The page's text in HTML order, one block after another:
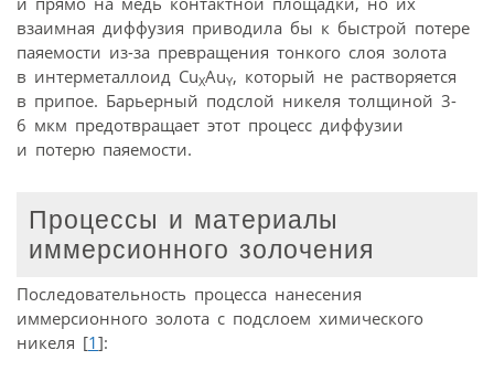
взаимная диффузия приводила бы к быстрой потере
паяемости из-за превращения тонкого слоя золота
в интерметаллоид CuXAuY, который не растворяется
в припое. Барьерный подслой никеля толщиной 3-
6 мкм предотвращает этот процесс диффузии
и потерю паяемости.
Процессы и материалы
иммерсионного золочения
Последовательность процесса нанесения
иммерсионного золота с подслоем химического
никеля [1]: